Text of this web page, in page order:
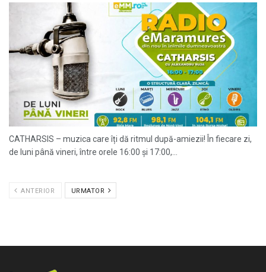
CATHARSIS – muzica care îți dă ritmul după-amiezii! În fiecare zi,
de luni până vineri, între orele 16:00 și 17:00,...
ANTERIOR URMATOR